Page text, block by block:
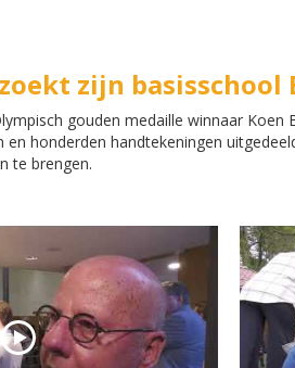
zijn basisschool
gouden medaille winnaar
en honderden handtekeningen
te brengen.